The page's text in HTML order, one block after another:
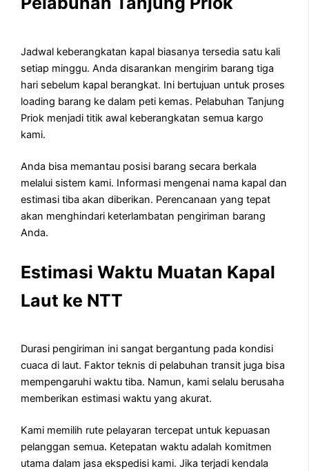
Jadwal keberangkatan kapal biasanya tersedia satu kali
setiap minggu. Anda disarankan mengirim barang tiga
hari sebelum kapal berangkat. Ini bertujuan untuk proses
loading barang ke dalam peti kemas. Pelabuhan Tanjung
Priok menjadi titik awal keberangkatan semua kargo
kami.
Anda bisa memantau posisi barang secara berkala
melalui sistem kami. Informasi mengenai nama kapal dan
estimasi tiba akan diberikan. Perencanaan yang tepat
akan menghindari keterlambatan pengiriman barang
Anda.
Estimasi Waktu Muatan Kapal
Laut ke NTT
Durasi pengiriman ini sangat bergantung pada kondisi
cuaca di laut. Faktor teknis di pelabuhan transit juga bisa
mempengaruhi waktu tiba. Namun, kami selalu berusaha
memberikan estimasi waktu yang akurat.
Kami memilih rute pelayaran tercepat untuk kepuasan
pelanggan semua. Ketepatan waktu adalah komitmen
utama dalam jasa ekspedisi kami. Jika terjadi kendala